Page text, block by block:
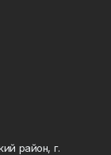
район, г.